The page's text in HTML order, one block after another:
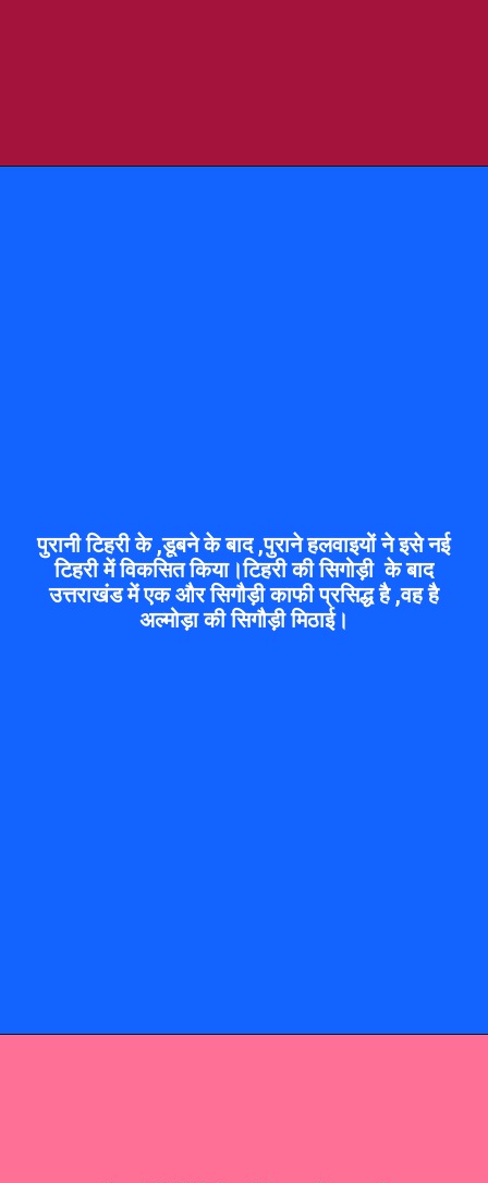
पुरानी टिहरी के ,डूबने के बाद ,पुराने हलवाइयों ने इसे नई
टिहरी में विकसित किया।टिहरी की सिगोड़ी के बाद
उत्तराखंड में एक और सिगौड़ी काफी प्रसिद्ध है ,वह है
अल्मोड़ा की सिगौड़ी मिठाई।